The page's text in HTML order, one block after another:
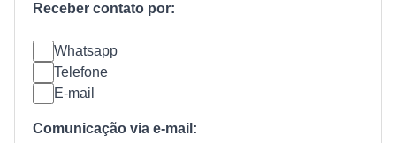
Receber contato por:
Whatsapp
Telefone
E-mail
Comunicação via e-mail: